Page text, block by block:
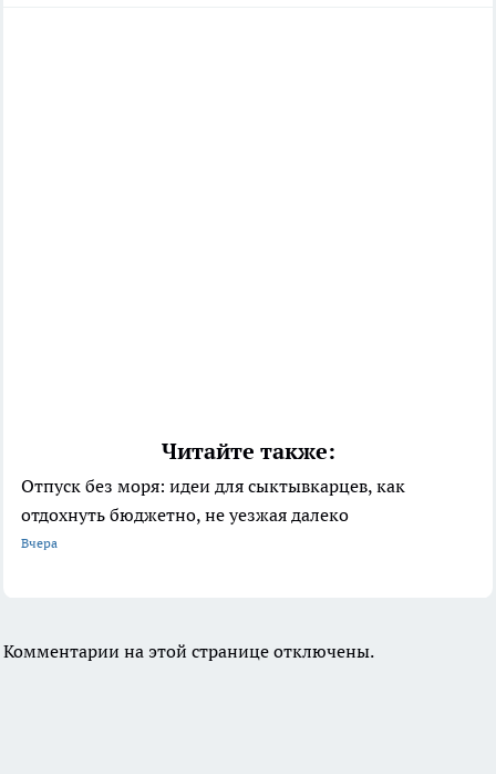
Читайте также:
Отпуск без моря: идеи для сыктывкарцев, как
отдохнуть бюджетно, не уезжая далеко
Вчера
Комментарии на этой странице отключены.